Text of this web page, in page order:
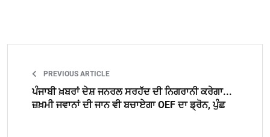
PREVIOUS ARTICLE
ਪੰਜਾਬੀ ਖ਼ਬਰਾਂ ਦੇਸ਼ ਜਨਰਲ ਸਰਹੱਦ ਦੀ ਨਿਗਰਾਨੀ ਕਰੇਗਾ...
ਜ਼ਖ਼ਮੀ ਜਵਾਨਾਂ ਦੀ ਜਾਨ ਵੀ ਬਚਾਏਗਾ OEF ਦਾ ਡ੍ਰੋਨ, ਪੁੰਛ